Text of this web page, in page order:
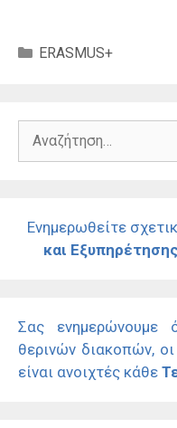
Κατηγορίες
ERASMUS+
Αναζήτηση
Ενημερωθείτε
και
Σας ενημερώνουμε
θερινών διακοπών,
είναι ανοιχτές κάθε